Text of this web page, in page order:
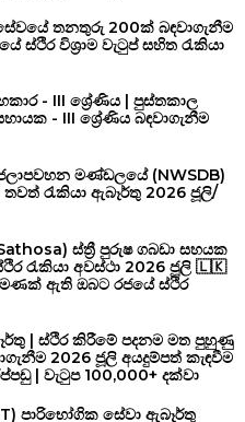
සේවයේ තනතුරු 200ක් බඳවාගැනීම
ස්ථිර විශ්‍රාම වැටුප් සහිත රැකියා
- III ශ්‍රේණිය | පුස්තකාල
- III ශ්‍රේණිය බඳවාගැනීම
මණ්ඩලයේ (NWSDB)
රැකියා ඇබෑර්තු 2026 ජූලි/
ස්ත්‍රී පුරුෂ ගබඩා සහයක
රැකියා අවස්ථා 2026 ජූලි 🇱🇰
ඇති ඔබට රජයේ ස්ථිර
| ස්ථිර කිරීමේ පදනම මත පුහුණු
2026 ජූලි අයදුම්පත් කැඳවීම
| වැටුප 100,000+ දක්වා
පාරිභෝගික සේවා ඇබෑර්තු